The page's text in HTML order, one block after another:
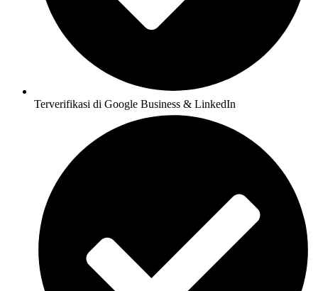
Terverifikasi di Google Business & LinkedIn